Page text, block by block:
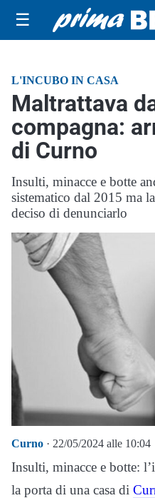
☰
L'INCUBO IN CASA
Maltrattava
compagna:
di Curno
Insulti, minacce e botte
sistematico dal 2015 ma
deciso di denunciarlo
Curno · 22/05/2024 alle 10:04
Insulti, minacce e botte:
la porta di una casa di